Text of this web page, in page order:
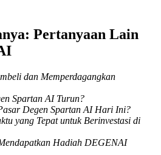
info perdagangan, dll.
Pertanyaan Lain
dan Memperdagangkan
Spartan AI Turun?
Degen Spartan AI Hari Ini?
yang Tepat untuk Berinvestasi di
Hadiah DEGENAI